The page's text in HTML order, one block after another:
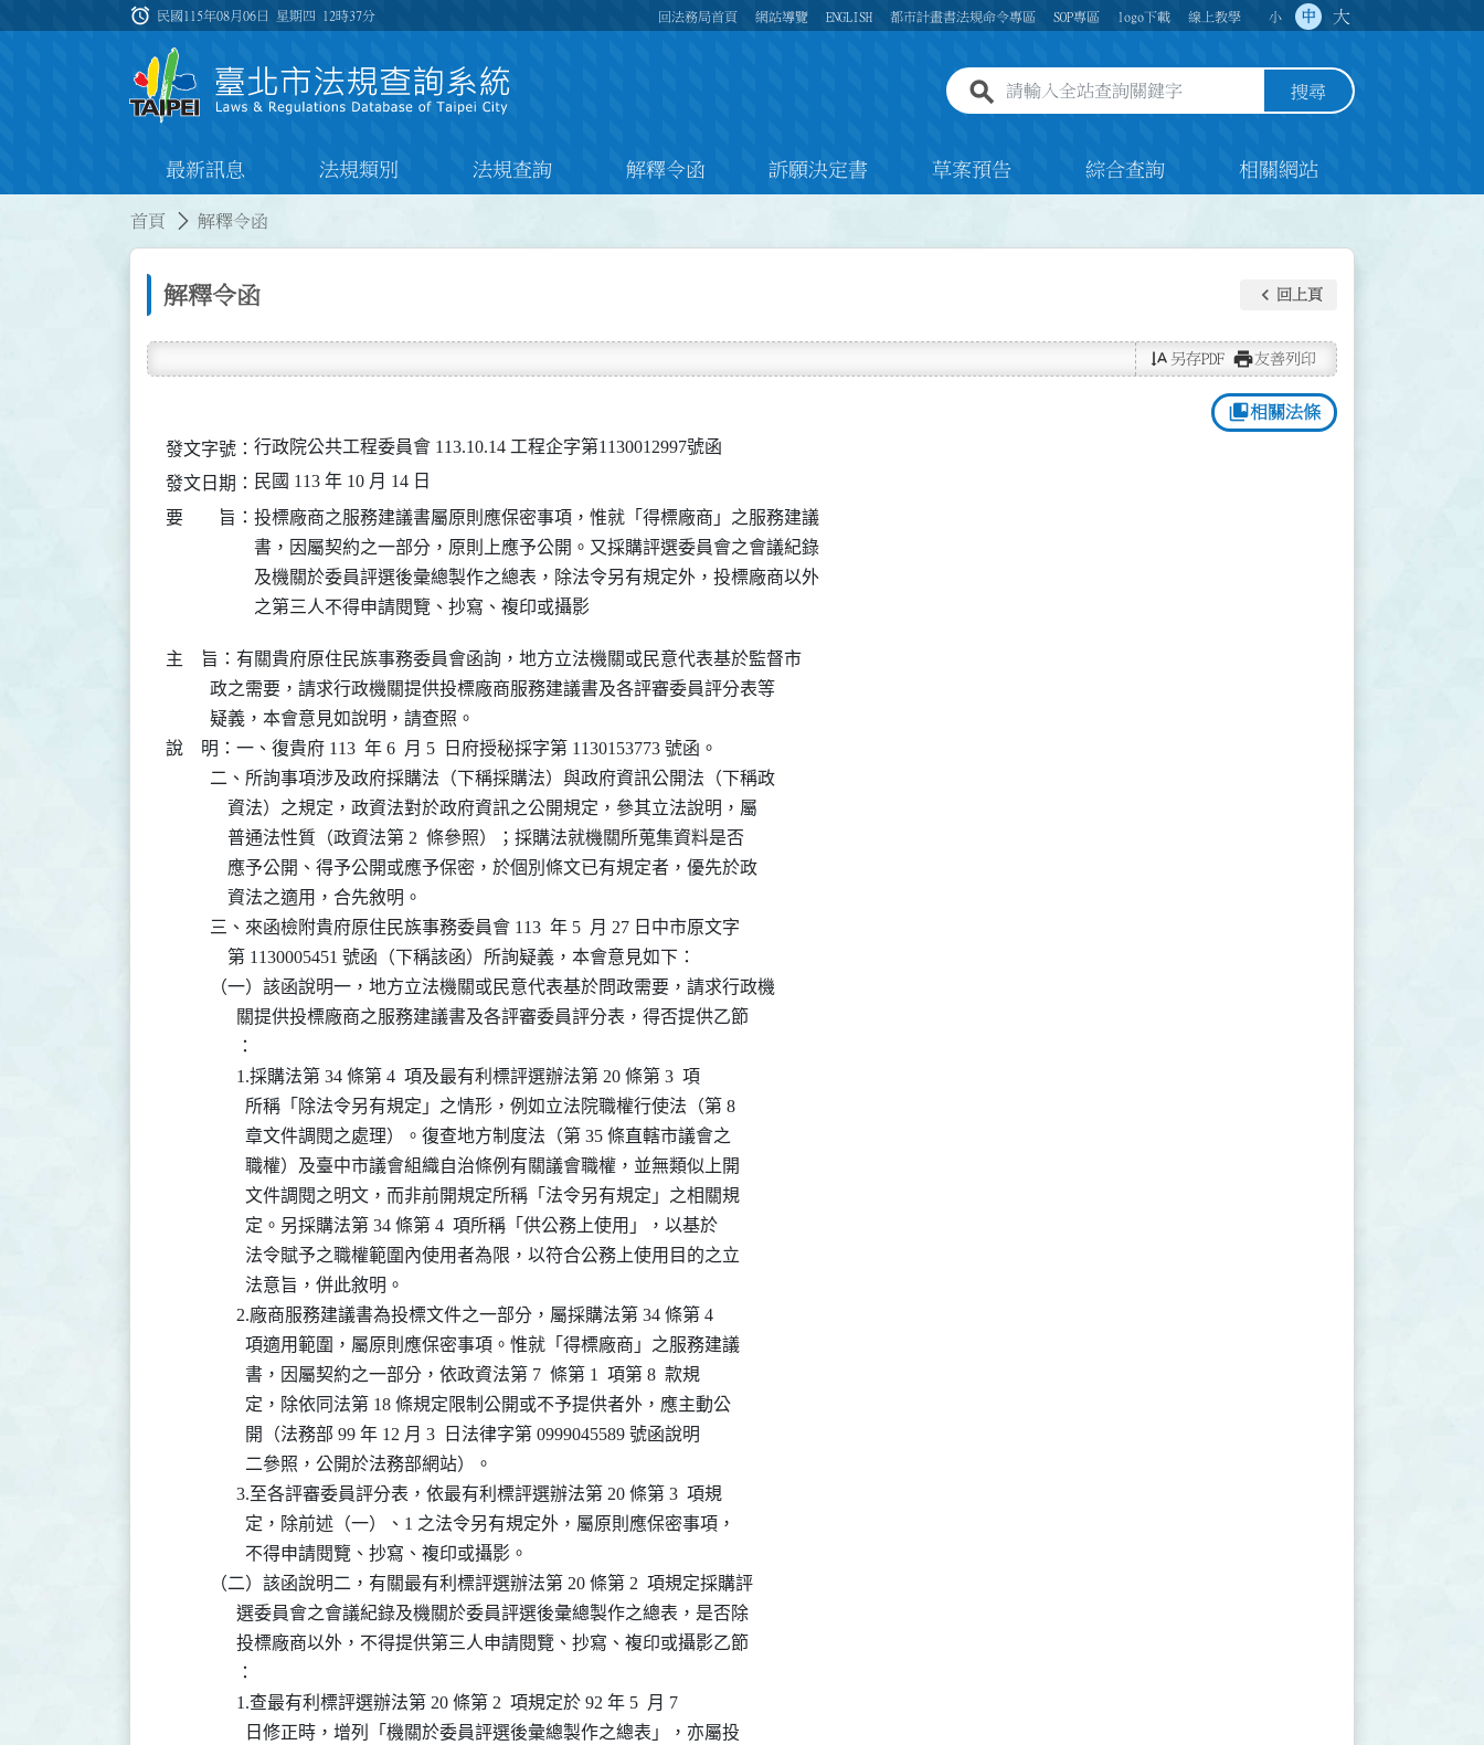
:::
alarm 民國115年08月06日 星期四 12時37分 回法務局首頁 網站導覽 ENGLISH 都市計畫書法規命令專區 SOP專區 logo下載 線上教學 小 中 大
全站查詢關鍵字欄位 搜尋
最新訊息 法規類別 法規查詢 解釋令函 訴願決定書 草案預告 綜合查詢 相關網站
首頁 解釋令函
解釋令函 keyboard_arrow_left 回上頁
text_rotate_vertical 另存PDF print友善列印
collections_bookmark相關法條
發文字號： 行政院公共工程委員會 113.10.14 工程企字第1130012997號函
發文日期： 民國 113 年 10 月 14 日
要 旨： 投標廠商之服務建議書屬原則應保密事項，惟就「得標廠商」之服務建議
書，因屬契約之一部分，原則上應予公開。又採購評選委員會之會議紀錄
及機關於委員評選後彙總製作之總表，除法令另有規定外，投標廠商以外
之第三人不得申請閱覽、抄寫、複印或攝影
主    旨：有關貴府原住民族事務委員會函詢，地方立法機關或民意代表基於監督市
          政之需要，請求行政機關提供投標廠商服務建議書及各評審委員評分表等
          疑義，本會意見如說明，請查照。
說    明：一、復貴府 113  年 6  月 5  日府授秘採字第 1130153773 號函。
          二、所詢事項涉及政府採購法（下稱採購法）與政府資訊公開法（下稱政
              資法）之規定，政資法對於政府資訊之公開規定，參其立法說明，屬
              普通法性質（政資法第 2  條參照）；採購法就機關所蒐集資料是否
              應予公開、得予公開或應予保密，於個別條文已有規定者，優先於政
              資法之適用，合先敘明。
          三、來函檢附貴府原住民族事務委員會 113  年 5  月 27 日中市原文字
              第 1130005451 號函（下稱該函）所詢疑義，本會意見如下：
          （一）該函說明一，地方立法機關或民意代表基於問政需要，請求行政機
                關提供投標廠商之服務建議書及各評審委員評分表，得否提供乙節
                ：
                1.採購法第 34 條第 4  項及最有利標評選辦法第 20 條第 3  項
                  所稱「除法令另有規定」之情形，例如立法院職權行使法（第 8
                  章文件調閱之處理）。復查地方制度法（第 35 條直轄市議會之
                  職權）及臺中市議會組織自治條例有關議會職權，並無類似上開
                  文件調閱之明文，而非前開規定所稱「法令另有規定」之相關規
                  定。另採購法第 34 條第 4  項所稱「供公務上使用」，以基於
                  法令賦予之職權範圍內使用者為限，以符合公務上使用目的之立
                  法意旨，併此敘明。
                2.廠商服務建議書為投標文件之一部分，屬採購法第 34 條第 4
                  項適用範圍，屬原則應保密事項。惟就「得標廠商」之服務建議
                  書，因屬契約之一部分，依政資法第 7  條第 1  項第 8  款規
                  定，除依同法第 18 條規定限制公開或不予提供者外，應主動公
                  開（法務部 99 年 12 月 3  日法律字第 0999045589 號函說明
                  二參照，公開於法務部網站）。
                3.至各評審委員評分表，依最有利標評選辦法第 20 條第 3  項規
                  定，除前述（一）、1 之法令另有規定外，屬原則應保密事項，
                  不得申請閱覽、抄寫、複印或攝影。
          （二）該函說明二，有關最有利標評選辦法第 20 條第 2  項規定採購評
                選委員會之會議紀錄及機關於委員評選後彙總製作之總表，是否除
                投標廠商以外，不得提供第三人申請閱覽、抄寫、複印或攝影乙節
                ：
                1.查最有利標評選辦法第 20 條第 2  項規定於 92 年 5  月 7
                  日修正時，增列「機關於委員評選後彙總製作之總表」，亦屬投